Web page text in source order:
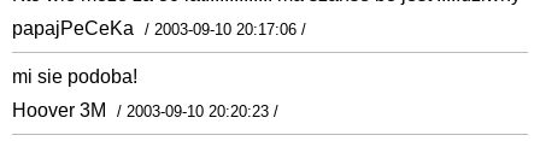
papajPeCeKa
/ 2003-09-10 20:17:06 /
mi sie podoba!
Hoover 3M
/ 2003-09-10 20:20:23 /